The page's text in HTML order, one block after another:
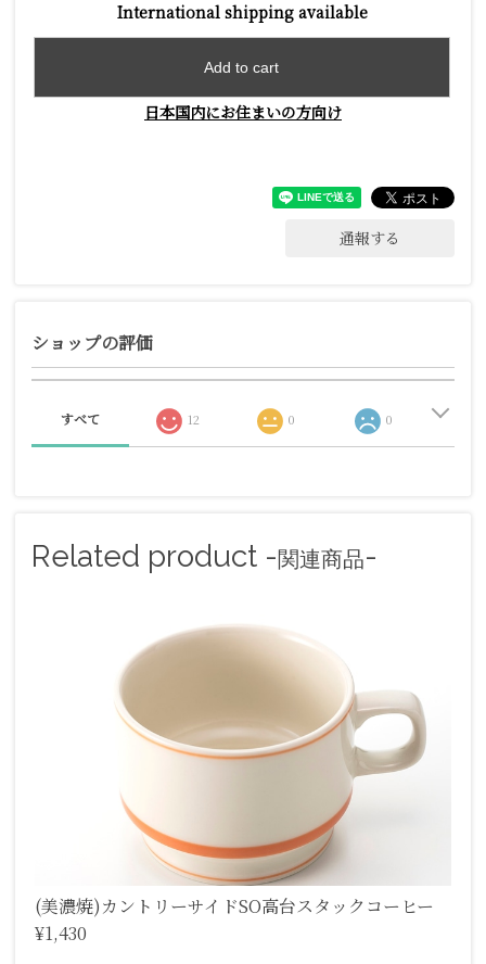
International shipping available
Add to cart
日本国内にお住まいの方向け
通報する
ショップの評価
すべて 12 0 0
Related product -関連商品-
(美濃焼)カントリーサイドSO高台スタックコーヒー
¥1,430